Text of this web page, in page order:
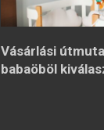
Vásárlási
babaöböl